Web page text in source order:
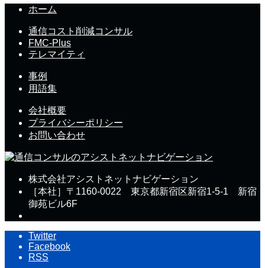
ホーム
通信コスト削減コンサル
FMC-Plus
テレマイティ
事例
用語集
会社概要
プライバシーポリシー
お問い合わせ
株式会社アシストネットナビゲーション
［本社］〒1160-0022 東京都新宿区新宿1-5-1 新宿
御苑ビル6F
Twitter
Facebook
RSS